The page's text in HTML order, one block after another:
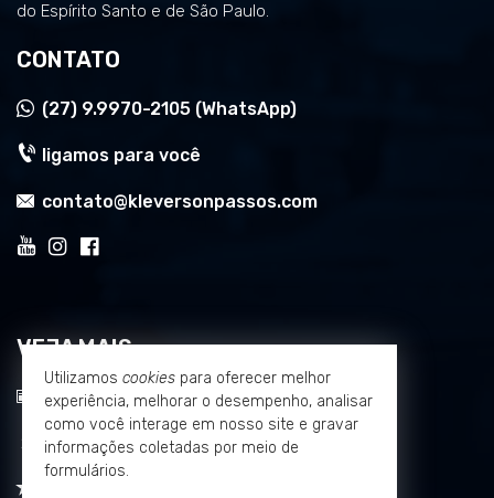
do Espírito Santo e de São Paulo.
CONTATO
(27) 9.9970-2105 (WhatsApp)
ligamos para você
contato@kleversonpassos.com
VEJA MAIS
receba nosso newsletter
cadastre seu imóvel
Utilizamos cookies para oferecer melhor
experiência, melhorar o desempenho, analisar
como você interage em nosso site e gravar
informações coletadas por meio de
formulários.